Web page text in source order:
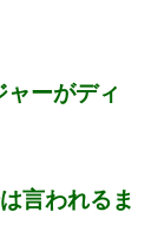
ーがディ
言われるま